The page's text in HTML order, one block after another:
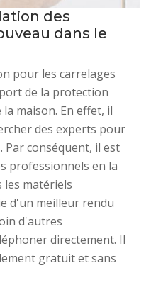
des
dans le
pour les carrelages
de la protection
maison. En effet, il
des experts pour
conséquent, il est
professionnels en la
les matériels
d'un meilleur rendu
d'autres
directement. Il
gratuit et sans